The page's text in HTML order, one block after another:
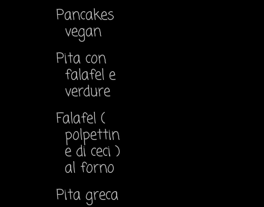
Pancakes
vegan
Pita con
falafel e
verdure
Falafel (
polpettin
e di ceci )
al forno
Pita greca